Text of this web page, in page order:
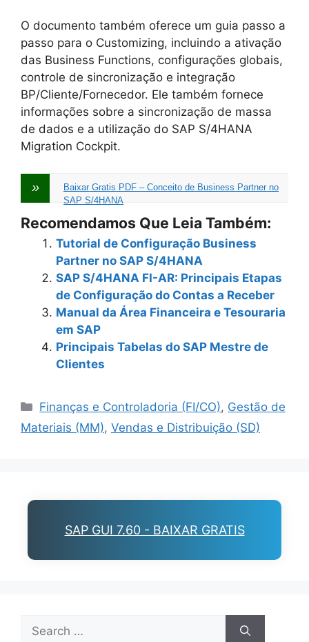
O documento também oferece um guia passo a
passo para o Customizing, incluindo a ativação
das Business Functions, configurações globais,
controle de sincronização e integração
BP/Cliente/Fornecedor. Ele também fornece
informações sobre a sincronização de massa
de dados e a utilização do SAP S/4HANA
Migration Cockpit.
Baixar Gratis PDF – Conceito de Business Partner no
SAP S/4HANA
Recomendamos Que Leia Também:
Tutorial de Configuração Business
Partner no SAP S/4HANA
SAP S/4HANA FI-AR: Principais Etapas
de Configuração do Contas a Receber
Manual da Área Financeira e Tesouraria
em SAP
Principais Tabelas do SAP Mestre de
Clientes
Categories
Finanças e Controladoria (FI/CO), Gestão de
Materiais (MM), Vendas e Distribuição (SD)
SAP GUI 7.60 - BAIXAR GRATIS